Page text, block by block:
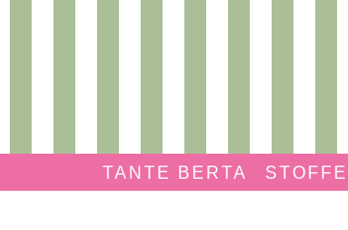
TANTE
Privatmanufaktur
TANTE BERTA STOFFE